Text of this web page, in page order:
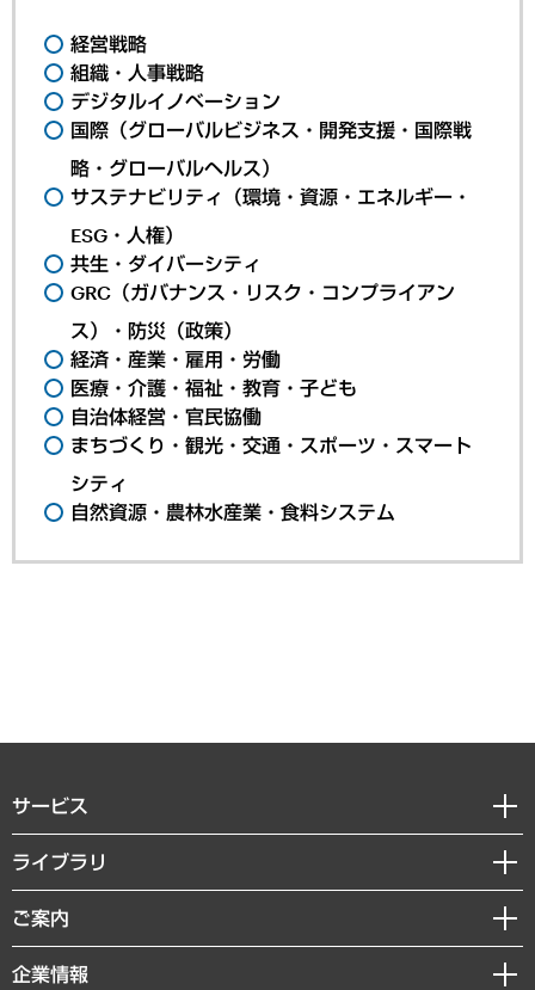
経営戦略
組織・人事戦略
デジタルイノベーション
国際（グローバルビジネス・開発支援・国際戦
略・グローバルヘルス）
サステナビリティ（環境・資源・エネルギー・
ESG・人権）
共生・ダイバーシティ
GRC（ガバナンス・リスク・コンプライアン
ス）・防災（政策）
経済・産業・雇用・労働
医療・介護・福祉・教育・子ども
自治体経営・官民協働
まちづくり・観光・交通・スポーツ・スマート
シティ
自然資源・農林水産業・食料システム
サービス
経営戦略
組織・人事戦略
デジタルイノベーション
ライブラリ
経済調査
レポート
コラム
ご案内
セミナー・イベント情報
企業情報